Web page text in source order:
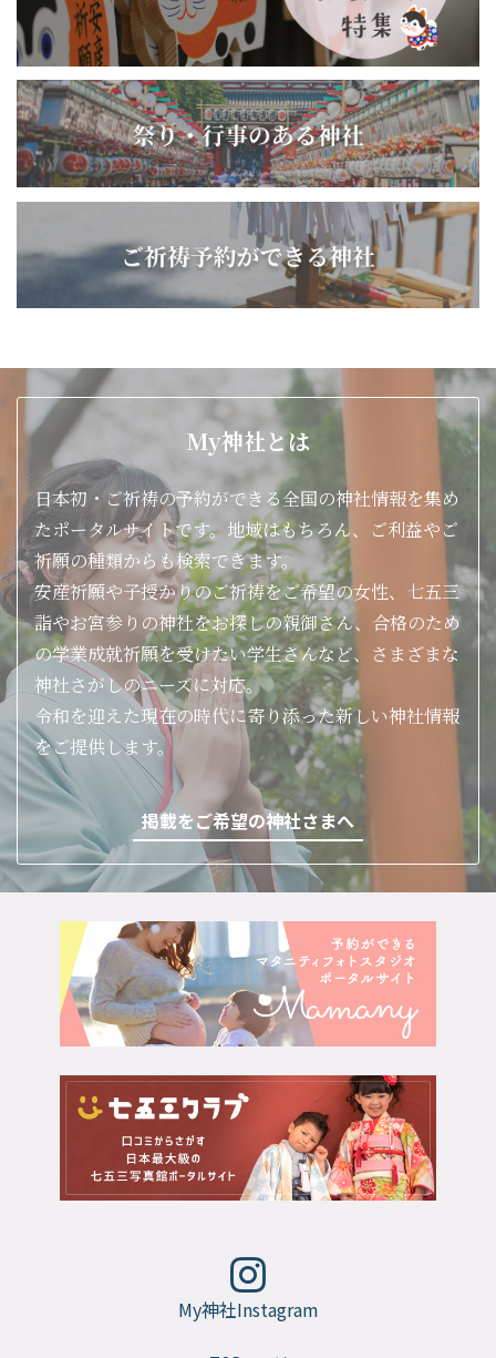
My神社とは
日本初・ご祈祷の予約ができる全国の神社情報を集め
たポータルサイトです。地域はもちろん、ご利益やご
祈願の種類からも検索できます。
安産祈願や子授かりのご祈祷をご希望の女性、七五三
詣やお宮参りの神社をお探しの親御さん、合格のため
の学業成就祈願を受けたい学生さんなど、さまざまな
神社さがしのニーズに対応。
令和を迎えた現在の時代に寄り添った新しい神社情報
をご提供します。
掲載をご希望の神社さまへ
My神社Instagram